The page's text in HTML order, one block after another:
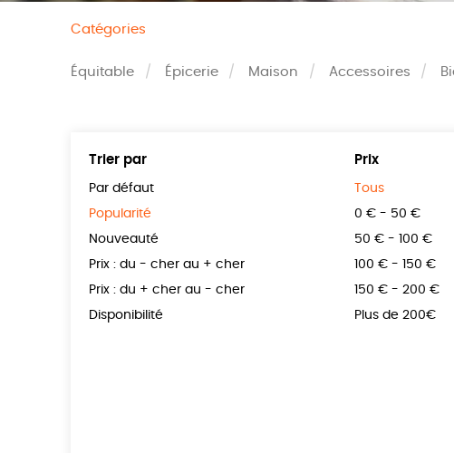
Catégories
Équitable Épicerie Maison Accessoires
Trier par
Par défaut
Popularité
Nouveauté
Prix : du - cher au + cher
Prix : du + cher au - cher
Disponibilité
Prix
Tous
0 € - 50 €
50 € - 100 €
100 € - 150 €
150 € - 200 €
Plus de 200€